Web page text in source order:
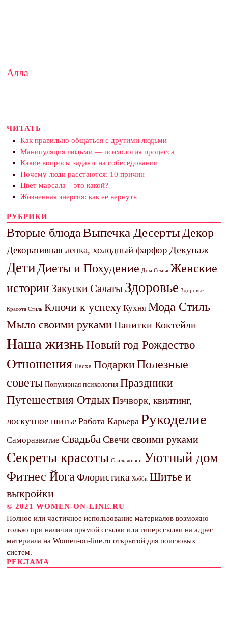
Алла
ЧИТАТЬ
Как правильно общаться с другими людьми
Манипуляция людьми — психология процесса
Какие вопросы задают на собеседовании
Почему люди расстаются: 10 причин
Цвет марсала – это какой?
Жизненная энергия: как её вернуть
РУБРИКИ
Вторые блюдаВыпечка Десерты Декор
Декоративная лепка, холодный фарфор Декупаж
ДетиДиеты и Похудение Дом Семья Женские
истории Закуски Салаты Здоровье Здоровье
Красота Стиль Ключи к успеху Кухня Мода Стиль
Мыло своими руками Напитки Коктейли
Наша жизньНовый год Рождество
Отношения Пасха ПодаркиПолезные
советы Популярная психология Праздники
Путешествия Отдых Пэчворк, квилтинг,
лоскутное шитье Работа Карьера Рукоделие
Саморазвитие Свадьба Свечи своими руками
Секреты красоты Стиль жизни Уютный дом
Фитнес Йога Флористика Хобби Шитье и
выкройки
© 2021 WOMEN-ON-LINE.RU
Полное или частичное использование материалов возможно
только при наличии прямой ссылки или гиперссылки на адрес
материала на Women-on-line.ru открытой для поисковых
систем.
РЕКЛАМА